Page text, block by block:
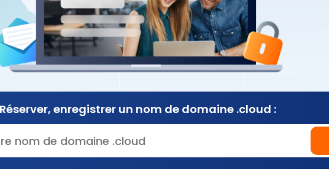
enregistrer un nom de domaine .cloud :